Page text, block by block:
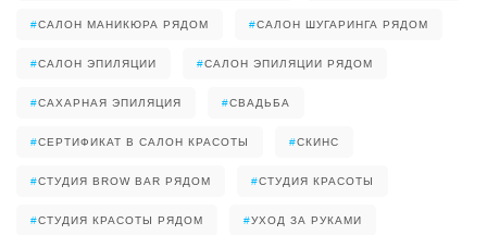
#САЛОН МАНИКЮРА РЯДОМ #САЛОН ШУГАРИНГА РЯДОМ
#САЛОН ЭПИЛЯЦИИ #САЛОН ЭПИЛЯЦИИ РЯДОМ
#САХАРНАЯ ЭПИЛЯЦИЯ #СВАДЬБА
#СЕРТИФИКАТ В САЛОН КРАСОТЫ #СКИНС
#СТУДИЯ BROW BAR РЯДОМ #СТУДИЯ КРАСОТЫ
#СТУДИЯ КРАСОТЫ РЯДОМ #УХОД ЗА РУКАМИ